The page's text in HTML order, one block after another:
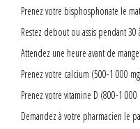
Prenez votre bisphosphonate le
Restez debout ou assis pendant 30
Attendez une heure avant de
Prenez votre calcium (500-1 000
Prenez votre vitamine D (800-1 000
Demandez à votre pharmacien le